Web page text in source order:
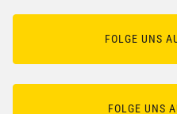
FOLGE UNS
FOLGE UNS